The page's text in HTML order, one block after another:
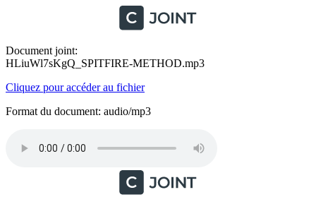
Document joint:
HLiuWl7sKgQ_SPITFIRE-METHOD.mp3
Cliquez pour accéder au fichier
Format du document: audio/mp3